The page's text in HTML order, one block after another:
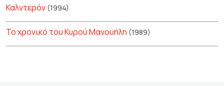
Καλντερόν (1994)
Το χρονικό του Κυρού Μανουήλη (1989)